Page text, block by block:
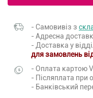
- Самовивіз з
- Адресна
- Доставка у
для замовлень
- Оплата картою
- Післяплата при
- Банківський